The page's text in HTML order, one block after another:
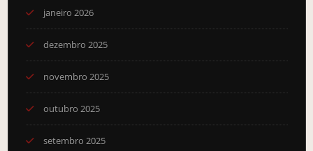
janeiro 2026
dezembro 2025
novembro 2025
outubro 2025
setembro 2025